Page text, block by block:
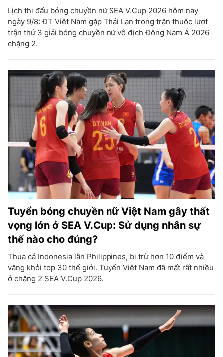
Lịch thi đấu bóng chuyền nữ SEA V.Cup 2026 hôm nay
ngày 9/8: ĐT Việt Nam gặp Thái Lan trong trận thuộc lượt
trận thứ 3 giải bóng chuyền nữ vô địch Đông Nam Á 2026
chặng 2.
Tuyển bóng chuyền nữ Việt Nam gây thất
vọng lớn ở SEA V.Cup: Sử dụng nhân sự
thế nào cho đúng?
Thua cả Indonesia lẫn Philippines, bị trừ hơn 10 điểm và
văng khỏi top 30 thế giới. Tuyển Việt Nam đã mất rất nhiều
ở chặng 2 SEA V.Cup 2026.